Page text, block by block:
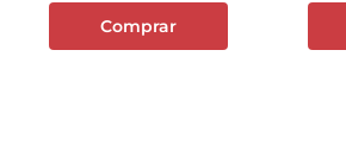
Comprar